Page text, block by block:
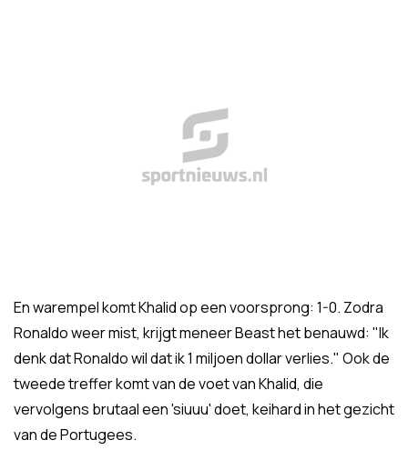
En warempel komt Khalid op een voorsprong: 1-0. Zodra
Ronaldo weer mist, krijgt meneer Beast het benauwd: "Ik
denk dat Ronaldo wil dat ik 1 miljoen dollar verlies." Ook de
tweede treffer komt van de voet van Khalid, die
vervolgens brutaal een 'siuuu' doet, keihard in het gezicht
van de Portugees.